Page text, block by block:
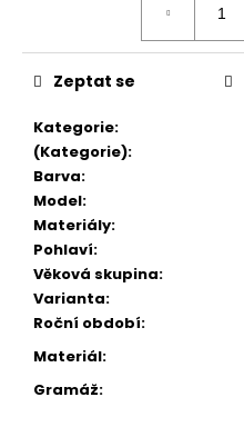
Kategorie:
(Kategorie):
Barva:
Model:
Materiály:
Pohlaví:
Věková skupina:
Varianta:
Roční období:
Materiál:
Gramáž:
Zeptat se